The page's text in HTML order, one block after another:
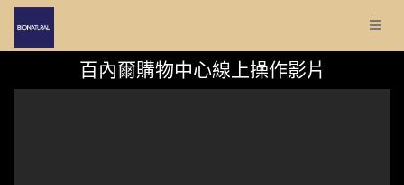
百內爾購物中心線上操作影片